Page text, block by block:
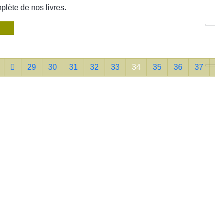
de nos livres.
29 30 31 32 33 34 35 36 37